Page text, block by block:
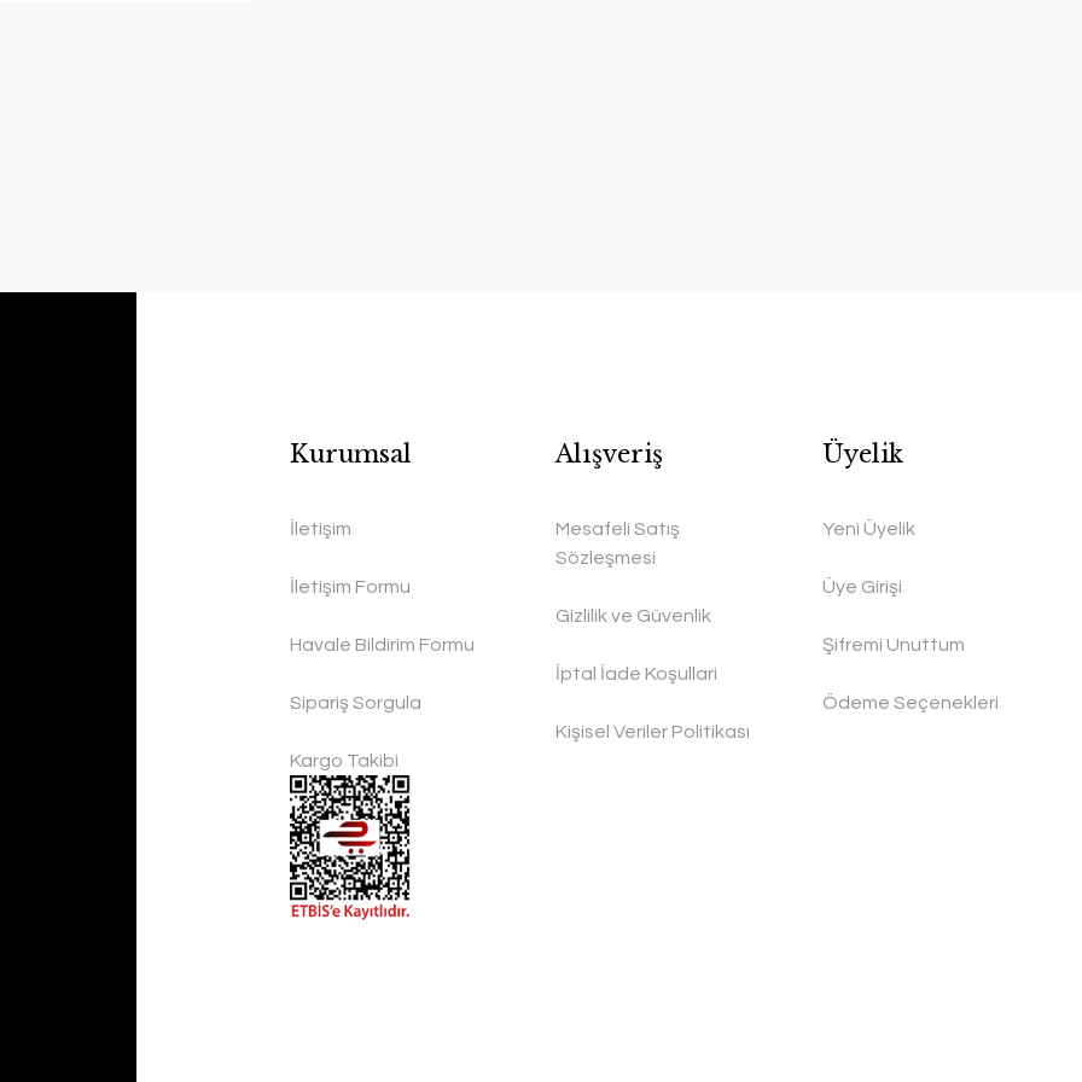
Kupa Seti
Kurumsal
İletişim
İletişim Formu
Havale Bildirim Formu
Sipariş Sorgula
Kargo Takibi
Alışveriş
Mesafeli Satış
Sözleşmesi
Gizlilik ve Güvenlik
İptal İade Koşullari
Kişisel Veriler Politikası
Üyelik
Yeni Üyelik
Üye Girişi
Şifremi Unuttum
Ödeme Seçenekleri